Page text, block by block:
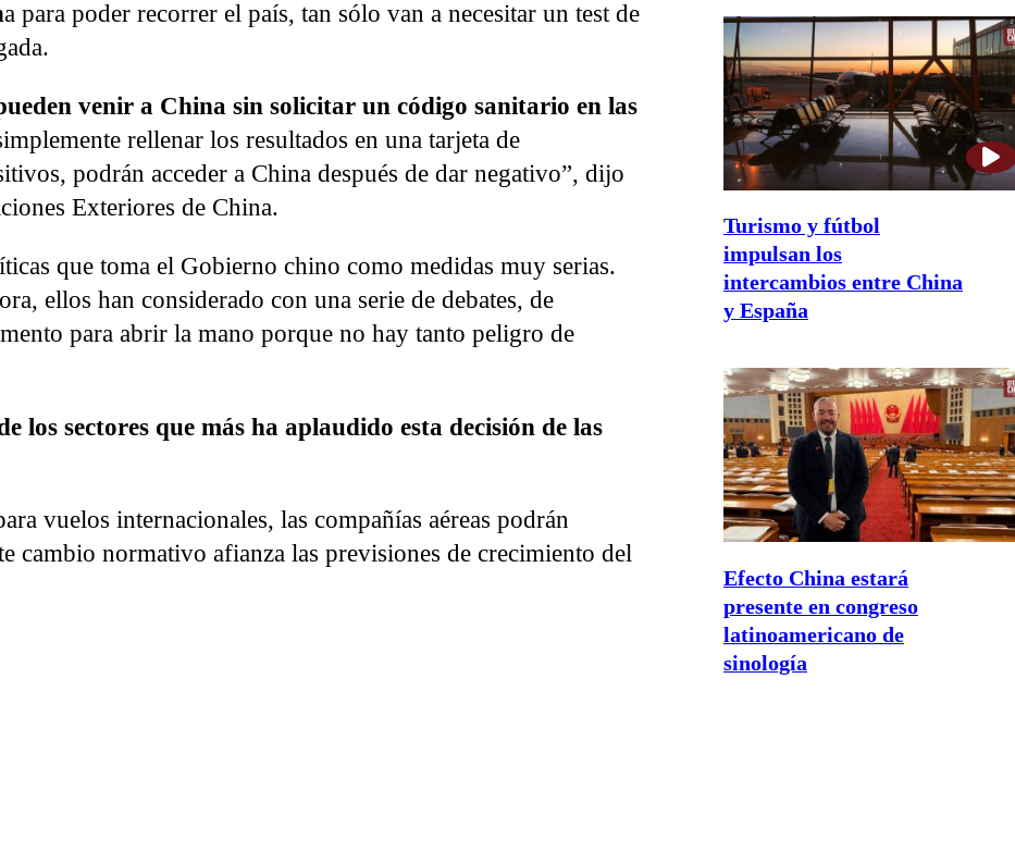
a para poder recorrer el país, tan sólo van a necesitar un test de
venir a China sin solicitar un código sanitario en las
rellenar los resultados en una tarjeta de
podrán acceder a China después de dar negativo”, dijo
Exteriores de China.
que toma el Gobierno chino como medidas muy serias.
ellos han considerado con una serie de debates, de
para abrir la mano porque no hay tanto peligro de
los sectores que más ha aplaudido esta decisión de las
vuelos internacionales, las compañías aéreas podrán
cambio normativo afianza las previsiones de crecimiento del
Turismo y fútbol
impulsan los
intercambios entre China
y España
Efecto China estará
presente en congreso
latinoamericano de
sinología